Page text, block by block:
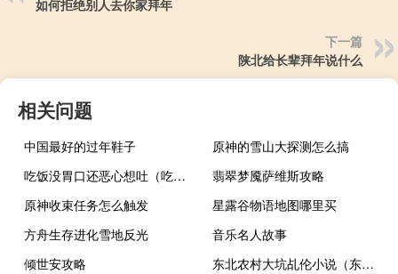
如何拒绝别人去你家拜年
下一篇
陕北给长辈拜年说什么
相关问题
中国最好的过年鞋子
原神的雪山大探测怎么搞
吃饭没胃口还恶心想吐（吃饭没胃口还恶心想吐是怎么回事）
翡翠梦魇萨维斯攻略
原神收束任务怎么触发
星露谷物语地图哪里买
方舟生存进化雪地反光
音乐名人故事
倾世安攻略
东北农村大坑乩伦小说（东北大坑小说全文阅读）